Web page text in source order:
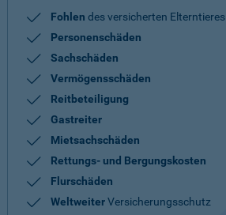
Fohlen des versicherten Elterntieres
Personenschäden
Sachschäden
Vermögensschäden
Reitbeteiligung
Gastreiter
Mietsachschäden
Rettungs- und Bergungskosten
Flurschäden
WeltweiterVersicherungsschutz